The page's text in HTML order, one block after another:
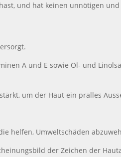
und hat keinen unnötigen
A und E sowie Öl- und
um der Haut ein pralles
helfen, Umweltschäden
der Zeichen der